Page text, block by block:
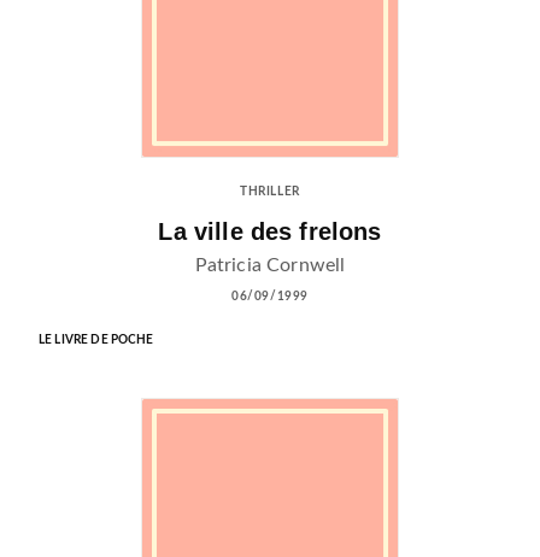
THRILLER
La ville des frelons
Patricia Cornwell
06/09/1999
LE LIVRE DE POCHE